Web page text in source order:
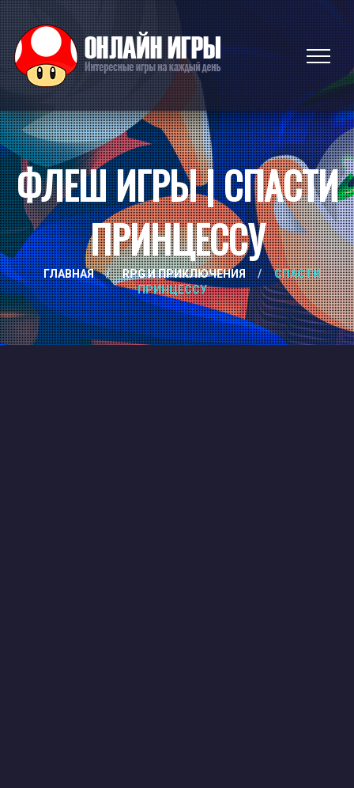
ФЛЕШ ИГРЫ | СПАСТИ
ПРИНЦЕССУ
ГЛАВНАЯ / RPG И ПРИКЛЮЧЕНИЯ /
СПАСТИ
ПРИНЦЕССУ